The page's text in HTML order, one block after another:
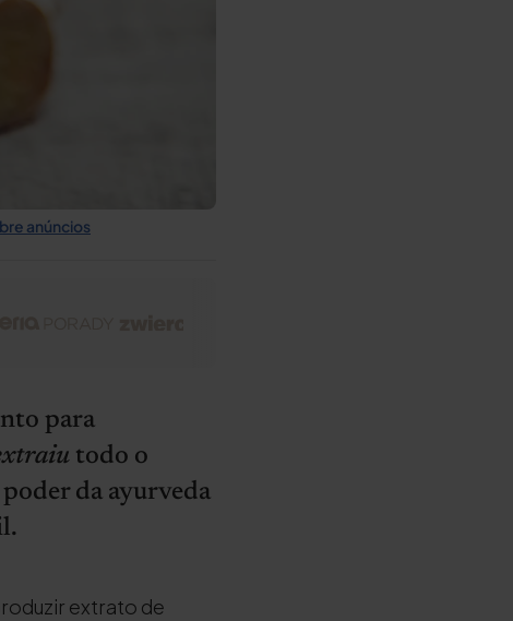
anúncios
para
todo o
da ayurveda
extrato de